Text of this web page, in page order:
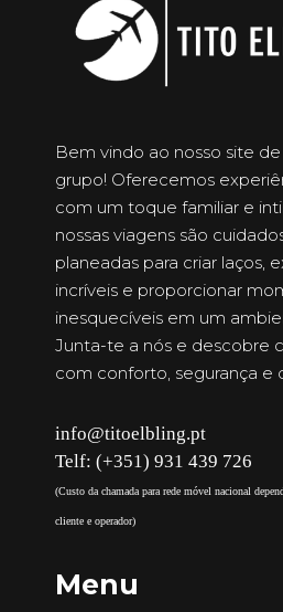
Bem vindo ao nosso site
grupo! Oferecemos
com um toque familiar e
nossas viagens são
planeadas para criar laços,
incríveis e proporcionar
inesquecíveis em um
Junta-te a nós e descobre
com conforto, segurança e
info@titoelbling.pt
Telf: (+351) 931 439 726
(Custo da chamada para rede móvel nacional
cliente e operador)
Menu